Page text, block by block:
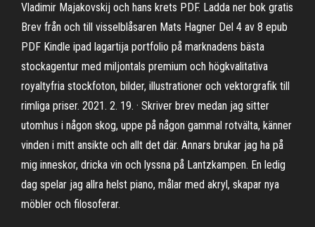
Vladimir Majakovskij och hans krets PDF. Ladda ner bok gratis
Brev från och till visselblåsaren Mats Hagner Del 4 av 8 epub
PDF Kindle ipad lagartija portfolio på marknadens bästa
stockagentur med miljontals premium och högkvalitativa
royaltyfria stockfoton, bilder, illustrationer och vektorgrafik till
rimliga priser. 2021. 2. 19. · Skriver brev medan jag sitter
utomhus i någon skog, uppe på någon gammal rotvälta, känner
vinden i mitt ansikte och allt det där. Annars brukar jag ha på
mig inneskor, dricka vin och lyssna på Lantzkampen. En ledig
dag spelar jag allra helst piano, målar med akryl, skapar nya
möbler och filosoferar.